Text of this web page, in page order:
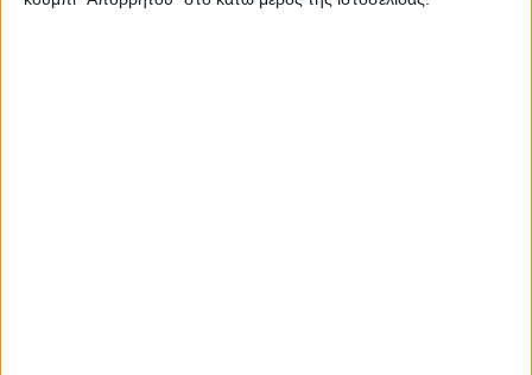
που έχει συγκεντρώσει όλα αυτά τα χρόνια αποτελεί